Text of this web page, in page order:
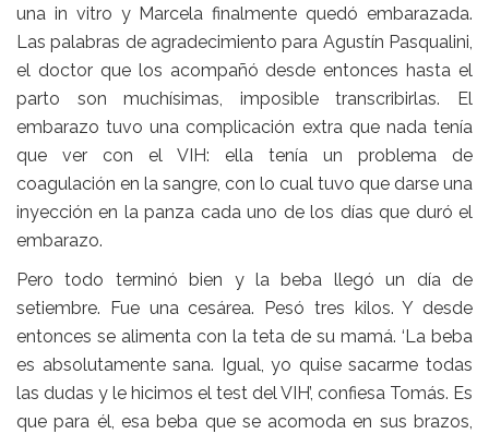
una in vitro y Marcela finalmente quedó embarazada.
Las palabras de agradecimiento para Agustín Pasqualini,
el doctor que los acompañó desde entonces hasta el
parto son muchísimas, imposible transcribirlas. El
embarazo tuvo una complicación extra que nada tenía
que ver con el VIH: ella tenía un problema de
coagulación en la sangre, con lo cual tuvo que darse una
inyección en la panza cada uno de los días que duró el
embarazo.
Pero todo terminó bien y la beba llegó un día de
setiembre. Fue una cesárea. Pesó tres kilos. Y desde
entonces se alimenta con la teta de su mamá. ‘La beba
es absolutamente sana. Igual, yo quise sacarme todas
las dudas y le hicimos el test del VIH’, confiesa Tomás. Es
que para él, esa beba que se acomoda en sus brazos,